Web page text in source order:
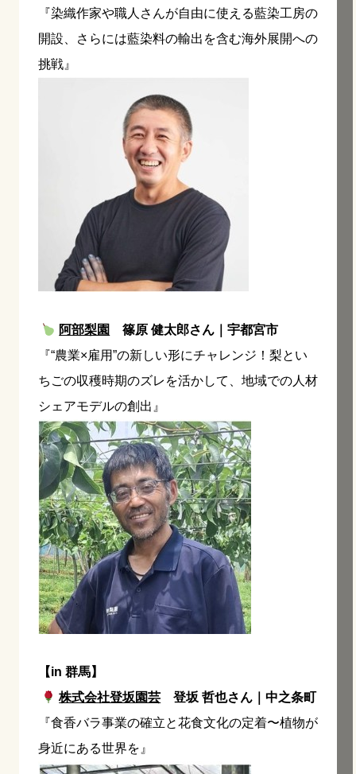
『染織作家や職人さんが自由に使える藍染工房の
開設、さらには藍染料の輸出を含む海外展開への
挑戦』
阿部梨園
篠原 健太郎さん｜宇都宮市
『“農業×雇用”の新しい形にチャレンジ！梨とい
ちごの収穫時期のズレを活かして、地域での人材
シェアモデルの創出』
【in 群馬】
株式会社登坂園芸 登坂 哲也さん｜中之条町
『食香バラ事業の確立と花食文化の定着〜植物が
身近にある世界を』